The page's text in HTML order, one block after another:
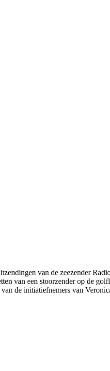
van de zeezender
van een stoorzender op de
de initiatiefnemers van